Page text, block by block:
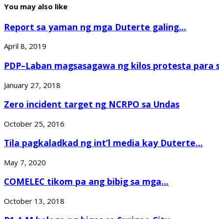
You may also like
Report sa yaman ng mga Duterte galing...
April 8, 2019
PDP–Laban magsasagawa ng kilos protesta para
January 27, 2018
Zero incident target ng NCRPO sa Undas
October 25, 2016
Tila pagkaladkad ng int’l media kay Duterte...
May 7, 2020
COMELEC tikom pa ang bibig sa mga...
October 13, 2018